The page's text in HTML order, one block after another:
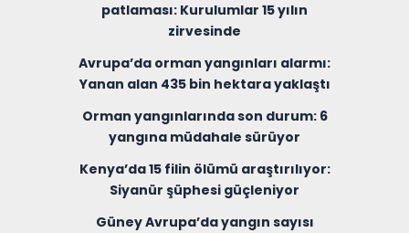
patlaması: Kurulumlar 15 yılın
zirvesinde
Avrupa’da orman yangınları alarmı:
Yanan alan 435 bin hektara yaklaştı
Orman yangınlarında son durum: 6
yangına müdahale sürüyor
Kenya’da 15 filin ölümü araştırılıyor:
Siyanür şüphesi güçleniyor
Güney Avrupa’da yangın sayısı